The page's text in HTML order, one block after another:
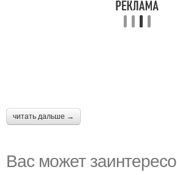
читать дальше →
Вас может